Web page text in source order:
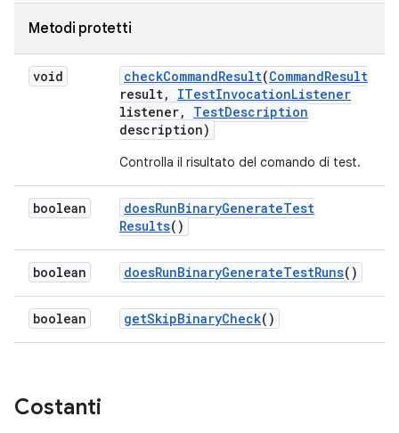
Metodi protetti
void checkCommandResult(CommandResult
result, ITestInvocationListener
listener, TestDescription
description)
Controlla il risultato del comando di test.
boolean doesRunBinaryGenerateTest
Results()
boolean doesRunBinaryGenerateTestRuns()
boolean getSkipBinaryCheck()
Costanti